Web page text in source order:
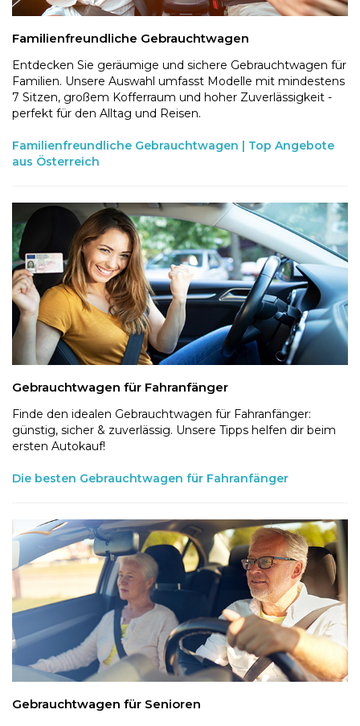
Familienfreundliche Gebrauchtwagen
Entdecken Sie geräumige und sichere Gebrauchtwagen für
Familien. Unsere Auswahl umfasst Modelle mit mindestens
7 Sitzen, großem Kofferraum und hoher Zuverlässigkeit -
perfekt für den Alltag und Reisen.
Familienfreundliche Gebrauchtwagen | Top Angebote
aus Österreich
Gebrauchtwagen für Fahranfänger
Finde den idealen Gebrauchtwagen für Fahranfänger:
günstig, sicher & zuverlässig. Unsere Tipps helfen dir beim
ersten Autokauf!
Die besten Gebrauchtwagen für Fahranfänger
Gebrauchtwagen für Senioren